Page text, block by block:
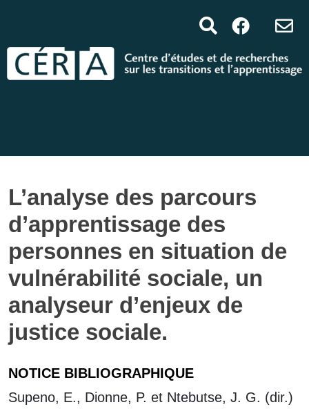
L’analyse des parcours
d’apprentissage des
personnes en situation de
vulnérabilité sociale, un
analyseur d’enjeux de
justice sociale.
NOTICE BIBLIOGRAPHIQUE
Supeno, E., Dionne, P. et Ntebutse, J. G. (dir.)